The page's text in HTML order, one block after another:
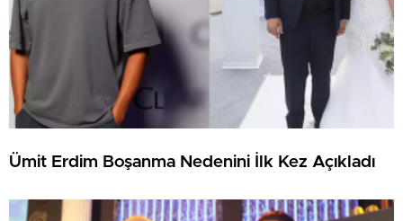
Ümit Erdim Boşanma Nedenini İlk Kez Açıkladı